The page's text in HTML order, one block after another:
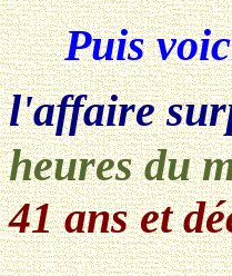
Puis voici
l'affaire
heures du
41 ans et